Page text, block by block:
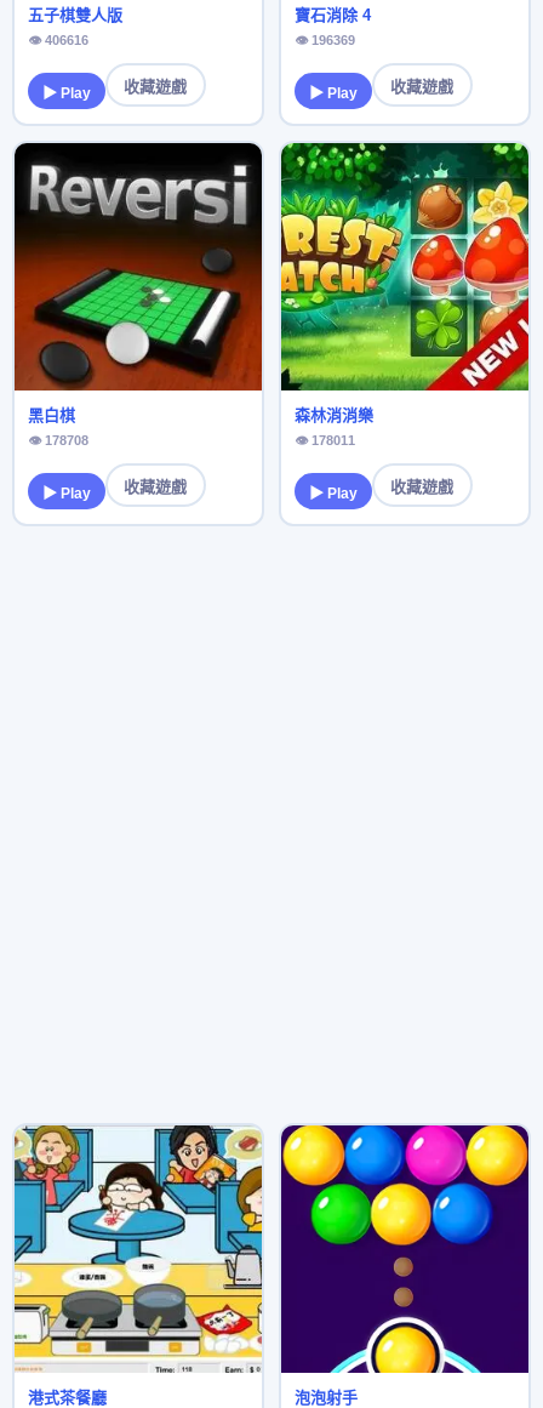
五子棋雙人版
👁 406616
▶ Play 收藏遊戲
寶石消除 4
👁 196369
▶ Play 收藏遊戲
黑白棋
👁 178708
▶ Play 收藏遊戲
森林消消樂
👁 178011
▶ Play 收藏遊戲
港式茶餐廳 泡泡射手